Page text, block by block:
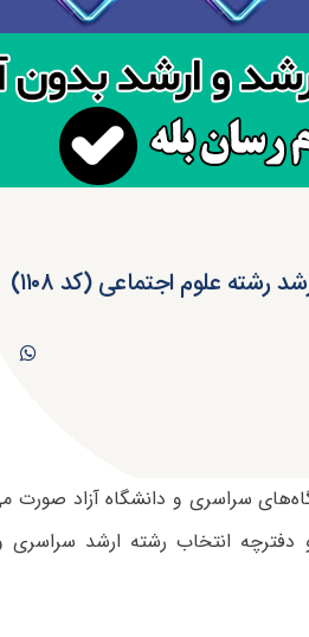
علوم اجتماعی (کد ۱۱۰۸)
سراسری و دانشگاه آزاد صورت
انتخاب رشته ارشد سراسری و